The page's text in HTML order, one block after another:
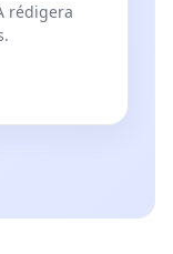
rédigera